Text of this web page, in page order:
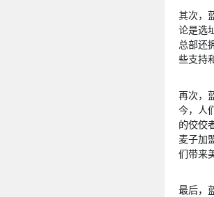
其次，
论是选
总部还
些支持
再次，
今，人
的佼佼
麦子加
们带来
最后，